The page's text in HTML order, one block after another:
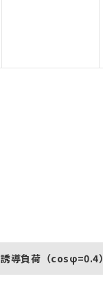
誘導負荷（cosφ=0.4）